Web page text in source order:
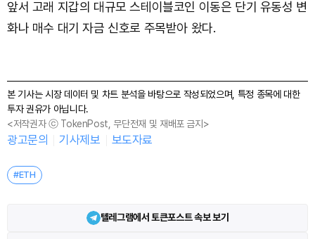
앞서 고래 지갑의 대규모 스테이블코인 이동은 단기 유동성 변
화나 매수 대기 자금 신호로 주목받아 왔다.
본 기사는 시장 데이터 및 차트 분석을 바탕으로 작성되었으며, 특정 종목에 대한
투자 권유가 아닙니다.
<저작권자 ⓒ TokenPost, 무단전재 및 재배포 금지>
광고문의 기사제보 보도자료
#ETH
텔레그램에서 토큰포스트 속보 보기